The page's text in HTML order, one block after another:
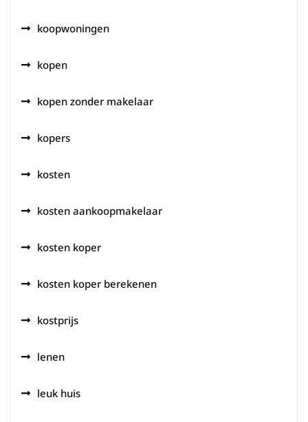
koopwoningen
kopen
kopen zonder makelaar
kopers
kosten
kosten aankoopmakelaar
kosten koper
kosten koper berekenen
kostprijs
lenen
leuk huis